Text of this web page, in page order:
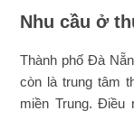
Nhu cầu ở
Thành phố Đà
còn là trung tâm
miền Trung. Điều